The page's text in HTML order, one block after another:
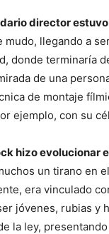
director
mudo, llegando a
donde terminaría
de una
de montaje
ejemplo, con su
hizo evolucionar
un tirano en
era vinculado
jóvenes, rubias y
la ley,